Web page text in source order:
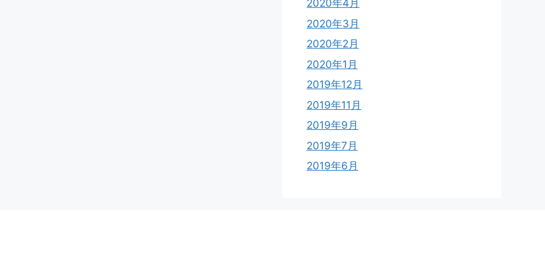
2020年4月
2020年3月
2020年2月
2020年1月
2019年12月
2019年11月
2019年9月
2019年7月
2019年6月